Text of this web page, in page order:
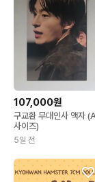
107,000원
구교환 무대인사 액자
사이즈)
5일 전